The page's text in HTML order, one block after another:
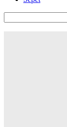
Search
input